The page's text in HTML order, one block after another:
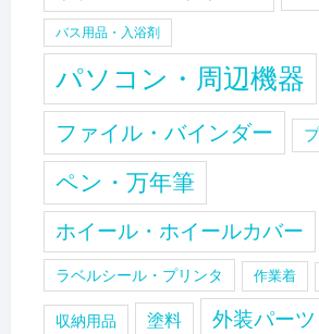
バス用品・入浴剤
パソコン・周辺機器
ファイル・バインダー
ペン・万年筆
ホイール・ホイールカバー
ラベルシール・プリンタ 作業着
収納用品 塗料 外装パーツ